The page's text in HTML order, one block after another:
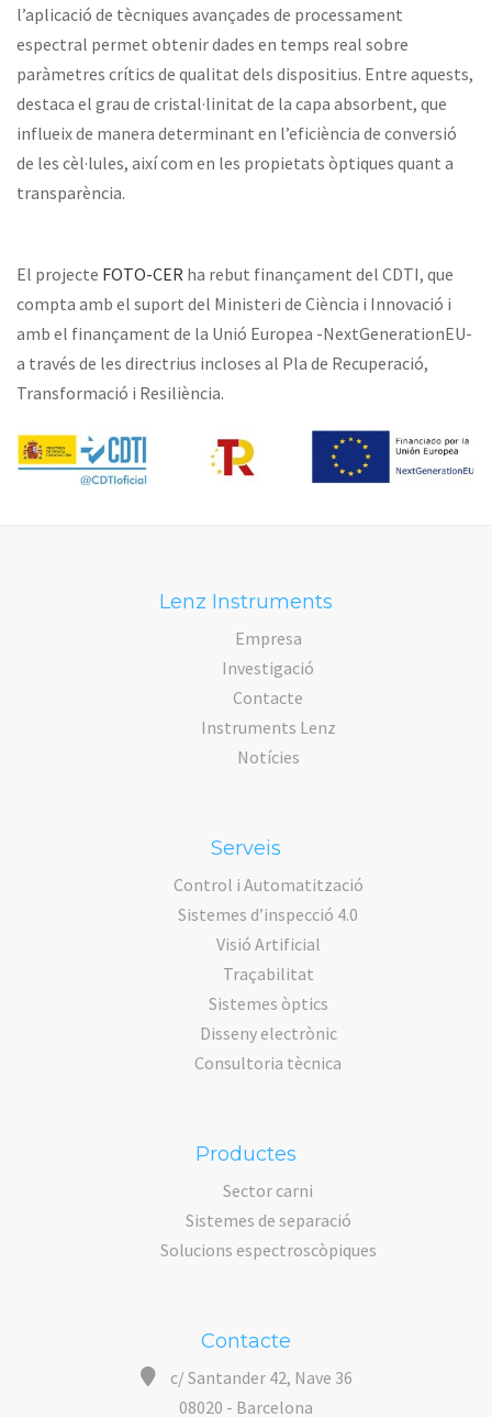
l’aplicació de tècniques avançades de processament
espectral permet obtenir dades en temps real sobre
paràmetres crítics de qualitat dels dispositius. Entre aquests,
destaca el grau de cristal·linitat de la capa absorbent, que
influeix de manera determinant en l’eficiència de conversió
de les cèl·lules, així com en les propietats òptiques quant a
transparència.
El projecte FOTO-CER ha rebut finançament del CDTI, que
compta amb el suport del Ministeri de Ciència i Innovació i
amb el finançament de la Unió Europea -NextGenerationEU-
a través de les directrius incloses al Pla de Recuperació,
Transformació i Resiliència.
Lenz Instruments
Empresa
Investigació
Contacte
Instruments Lenz
Notícies
Serveis
Control i Automatització
Sistemes d’inspecció 4.0
Visió Artificial
Traçabilitat
Sistemes òptics
Disseny electrònic
Consultoria tècnica
Productes
Sector carni
Sistemes de separació
Solucions espectroscòpiques
Contacte
c/ Santander 42, Nave 36
08020 - Barcelona